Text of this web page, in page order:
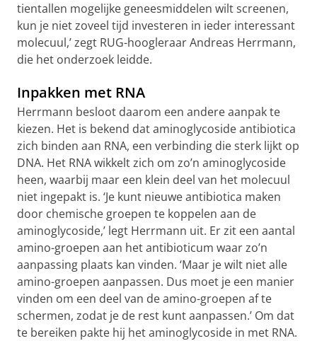
tientallen mogelijke geneesmiddelen wilt screenen,
kun je niet zoveel tijd investeren in ieder interessant
molecuul,’ zegt RUG-hoogleraar Andreas Herrmann,
die het onderzoek leidde.
Inpakken met RNA
Herrmann besloot daarom een andere aanpak te
kiezen. Het is bekend dat aminoglycoside antibiotica
zich binden aan RNA, een verbinding die sterk lijkt op
DNA. Het RNA wikkelt zich om zo’n aminoglycoside
heen, waarbij maar een klein deel van het molecuul
niet ingepakt is. ‘Je kunt nieuwe antibiotica maken
door chemische groepen te koppelen aan de
aminoglycoside,’ legt Herrmann uit. Er zit een aantal
amino-groepen aan het antibioticum waar zo’n
aanpassing plaats kan vinden. ‘Maar je wilt niet alle
amino-groepen aanpassen. Dus moet je een manier
vinden om een deel van de amino-groepen af te
schermen, zodat je de rest kunt aanpassen.’ Om dat
te bereiken pakte hij het aminoglycoside in met RNA.